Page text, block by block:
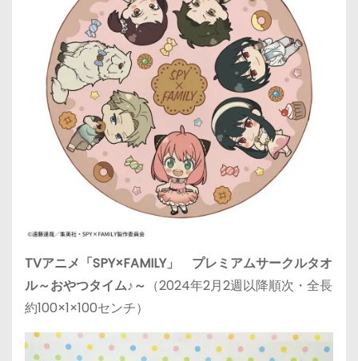
TVアニメ「SPY×FAMILY」 プレミアムサークルタオ
ル～おやつタイム♪～ （2024年2月2週以降順次・全長
約100×1×100センチ）